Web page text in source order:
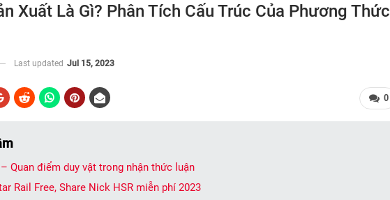
Xuất Là Gì? Phân Tích Cấu Trúc Của Phương Thức
Last updated Jul 15, 2023
0
Quan điểm duy vật trong nhận thức luận
Rail Free, Share Nick HSR miễn phí 2023